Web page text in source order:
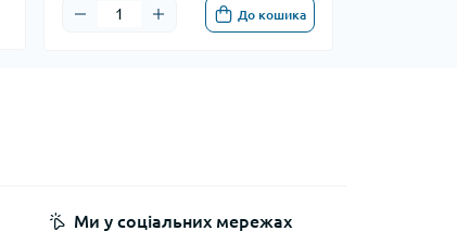
До кошика
Ми у соціальних мережах